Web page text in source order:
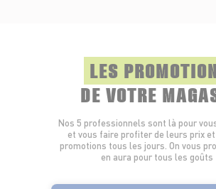
LES
DE VOTRE
Nos 5 professionnels sont là pour
et vous faire profiter de leurs prix
promotions tous les jours. On vous
en aura pour tous les goûts